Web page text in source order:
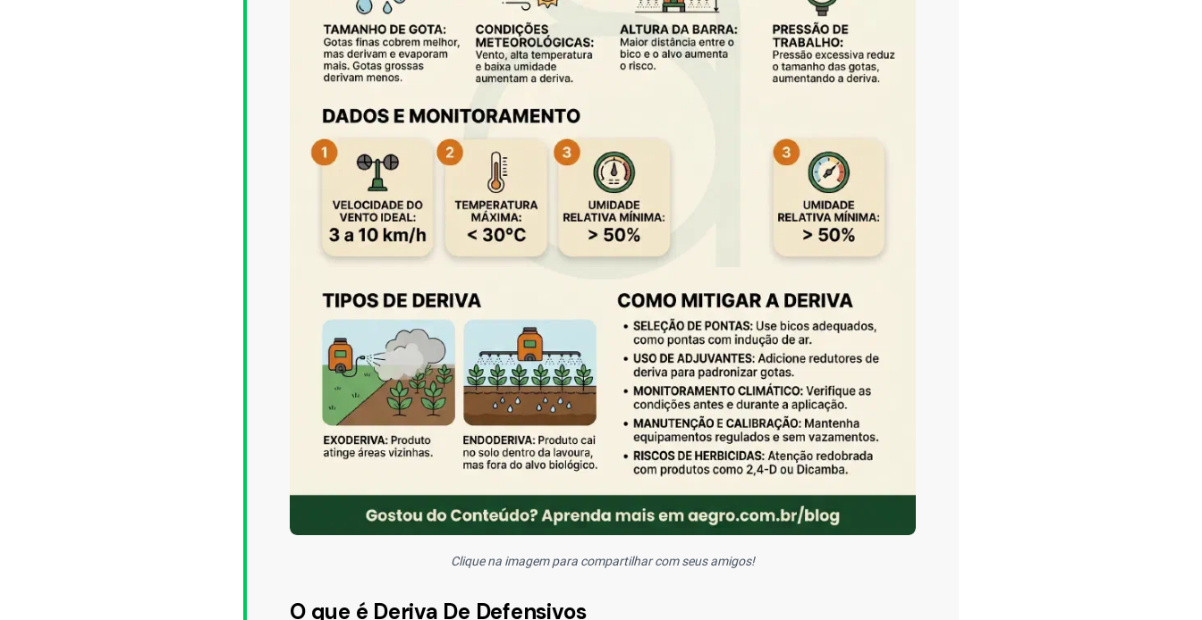
Clique na imagem para compartilhar com seus amigos!
O que é Deriva De Defensivos